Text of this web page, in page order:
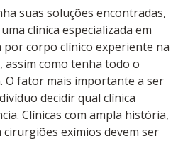
suas soluções encontradas,
clínica especializada em
corpo clínico experiente na
assim como tenha todo o
O fator mais importante a ser
decidir qual clínica
Clínicas com ampla história,
cirurgiões exímios devem ser